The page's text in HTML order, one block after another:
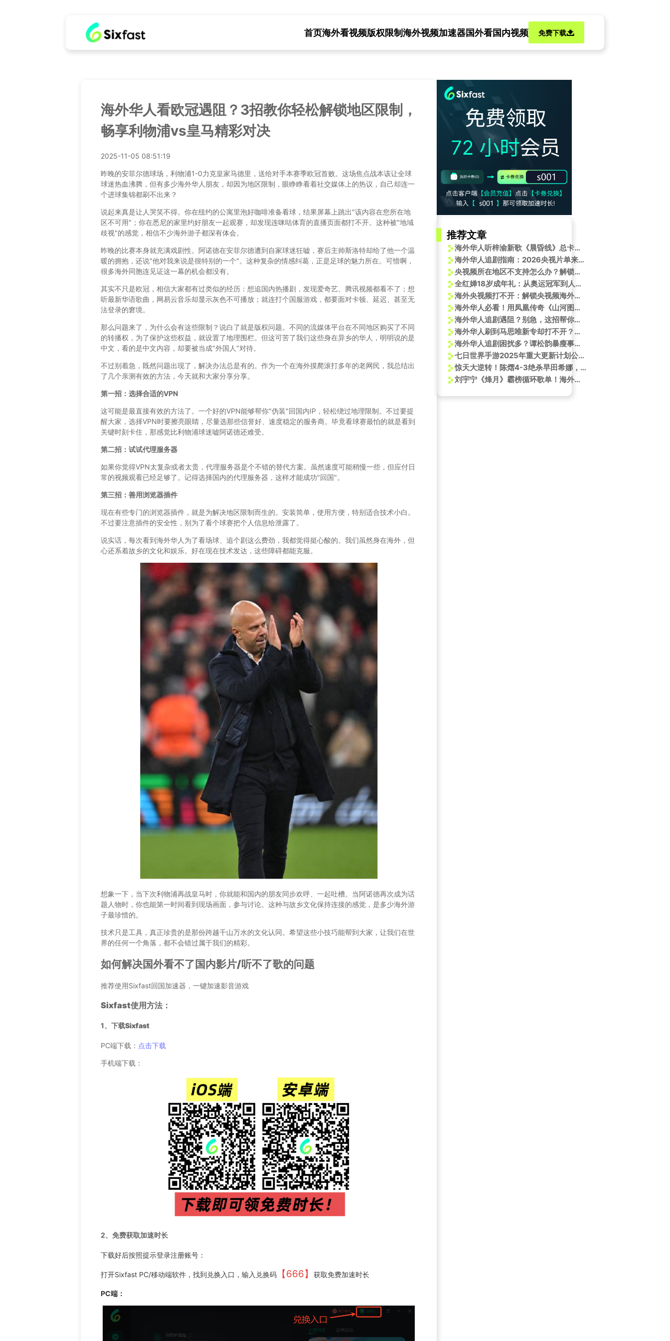
首页海外看视频版权限制海外视频加速器国外看国内视频 免费下载
海外华人看欧冠遇阻？3招教你轻松解锁地区限制，
畅享利物浦vs皇马精彩对决
2025-11-05 08:51:19
昨晚的安菲尔德球场，利物浦1-0力克皇家马德里，送给对手本赛季欧冠首败。这场焦点战本该让全球
球迷热血沸腾，但有多少海外华人朋友，却因为地区限制，眼睁睁看着社交媒体上的热议，自己却连一
个进球集锦都刷不出来？
说起来真是让人哭笑不得。你在纽约的公寓里泡好咖啡准备看球，结果屏幕上跳出"该内容在您所在地
区不可用"；你在悉尼的家里约好朋友一起观赛，却发现连咪咕体育的直播页面都打不开。这种被"地域
歧视"的感觉，相信不少海外游子都深有体会。
昨晚的比赛本身就充满戏剧性。阿诺德在安菲尔德遭到自家球迷狂嘘，赛后主帅斯洛特却给了他一个温
暖的拥抱，还说"他对我来说是很特别的一个"。这种复杂的情感纠葛，正是足球的魅力所在。可惜啊，
很多海外同胞连见证这一幕的机会都没有。
其实不只是欧冠，相信大家都有过类似的经历：想追国内热播剧，发现爱奇艺、腾讯视频都看不了；想
听最新华语歌曲，网易云音乐却显示灰色不可播放；就连打个国服游戏，都要面对卡顿、延迟、甚至无
法登录的窘境。
那么问题来了，为什么会有这些限制？说白了就是版权问题。不同的流媒体平台在不同地区购买了不同
的转播权，为了保护这些权益，就设置了地理围栏。但这可苦了我们这些身在异乡的华人，明明说的是
中文，看的是中文内容，却要被当成"外国人"对待。
不过别着急，既然问题出现了，解决办法总是有的。作为一个在海外摸爬滚打多年的老网民，我总结出
了几个亲测有效的方法，今天就和大家分享分享。
第一招：选择合适的VPN
这可能是最直接有效的方法了。一个好的VPN能够帮你"伪装"回国内IP，轻松绕过地理限制。不过要提
醒大家，选择VPN时要擦亮眼睛，尽量选那些信誉好、速度稳定的服务商。毕竟看球赛最怕的就是看到
关键时刻卡住，那感觉比利物浦球迷嘘阿诺德还难受。
第二招：试试代理服务器
如果你觉得VPN太复杂或者太贵，代理服务器是个不错的替代方案。虽然速度可能稍慢一些，但应付日
常的视频观看已经足够了。记得选择国内的代理服务器，这样才能成功"回国"。
第三招：善用浏览器插件
现在有些专门的浏览器插件，就是为解决地区限制而生的。安装简单，使用方便，特别适合技术小白。
不过要注意插件的安全性，别为了看个球赛把个人信息给泄露了。
说实话，每次看到海外华人为了看场球、追个剧这么费劲，我都觉得挺心酸的。我们虽然身在海外，但
心还系着故乡的文化和娱乐。好在现在技术发达，这些障碍都能克服。
想象一下，当下次利物浦再战皇马时，你就能和国内的朋友同步欢呼、一起吐槽。当阿诺德再次成为话
题人物时，你也能第一时间看到现场画面，参与讨论。这种与故乡文化保持连接的感觉，是多少海外游
子最珍惜的。
技术只是工具，真正珍贵的是那份跨越千山万水的文化认同。希望这些小技巧能帮到大家，让我们在世
界的任何一个角落，都不会错过属于我们的精彩。
如何解决国外看不了国内影片/听不了歌的问题
推荐使用Sixfast回国加速器，一键加速影音游戏
Sixfast使用方法：
1、 下载Sixfast
PC端下载： 点击下载
手机端下载：
2、 免费获取加速时长
下载好后按照提示登录注册账号：
打开Sixfast PC/移动端软件，找到兑换入口，输入兑换码 【666】 获取免费加速时长
PC端：
推荐文章
海外华人听梓渝新歌《晨昏线》总卡顿？3个真实经历教你绕过版权锁
海外华人追剧指南：2026央视片单来袭，这些神作不容错过！
央视频所在地区不支持怎么办？解锁央视频限制终极指南
全红婵18岁成年礼：从奥运冠军到人生新起点，她如何面对成长中的酸甜苦辣
海外央视频打不开：解锁央视频海外限制，看总台秋晚
海外华人必看！用凤凰传奇《山河图》解锁大美中国，每一帧都是壁纸级震撼
海外华人追剧遇阻？别急，这招帮你轻松解锁国内影视综艺资源
海外华人刷到马思唯新专却打不开？这3招帮你秒解音乐平台限制
海外华人追剧困扰多？谭松韵暴瘦事件揭示国内影视平台使用痛点
七日世界手游2025年重大更新计划公布！
惊天大逆转！陈熠4-3绝杀早田希娜，赛后一句话让全网破防
刘宇宁《烽月》霸榜循环歌单！海外华人如何突破限制，畅听年度爆款？